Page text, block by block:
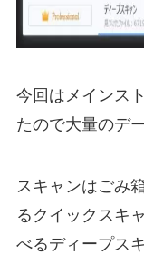
今回はメインス
たので大量のデ
スキャンはごみ
るクイックスキ
べるディープス